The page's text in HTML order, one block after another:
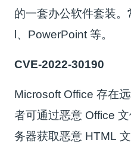
的一套办公软件套装
l、PowerPoint 等。
CVE-2022-30190
Microsoft Office 存在
者可通过恶意 Office
务器获取恶意 HTML